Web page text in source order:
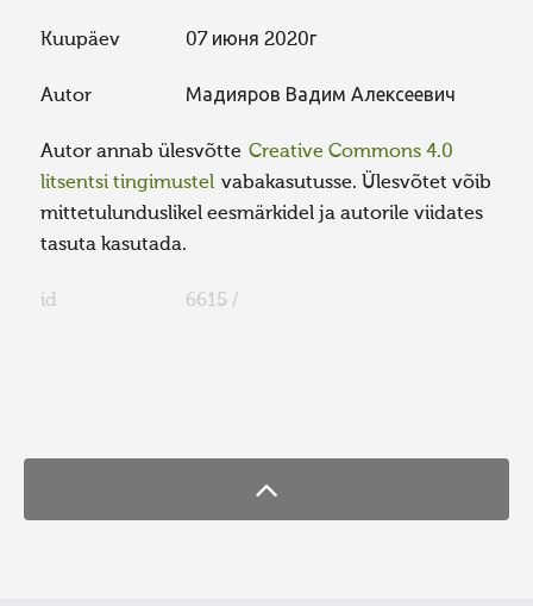
Kuupäev 07 июня 2020г
Autor Мадияров Вадим Алексеевич
Autor annab ülesvõtte Creative Commons 4.0
litsentsi tingimustel vabakasutusse. Ülesvõtet võib
mittetulunduslikel eesmärkidel ja autorile viidates
tasuta kasutada.
id 6615 /